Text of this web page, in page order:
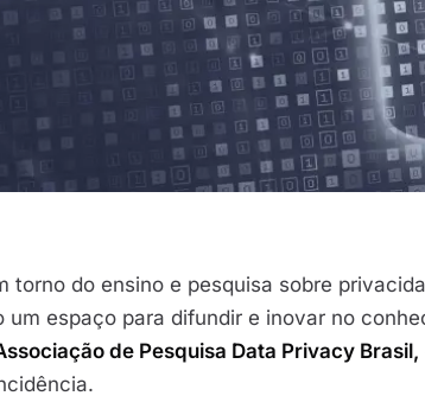
torno do ensino e pesquisa sobre
um espaço para difundir e inovar no
de Pesquisa Data Privacy Brasil,